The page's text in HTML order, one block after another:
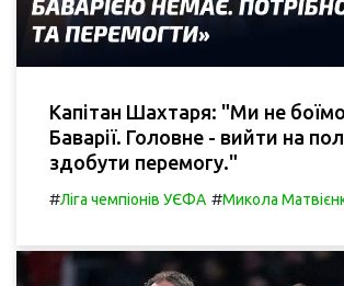
Капітан Шахтаря: "Ми не
Баварії. Головне - вийти на
здобути перемогу."
#Ліга чемпіонів УЄФА #Микола